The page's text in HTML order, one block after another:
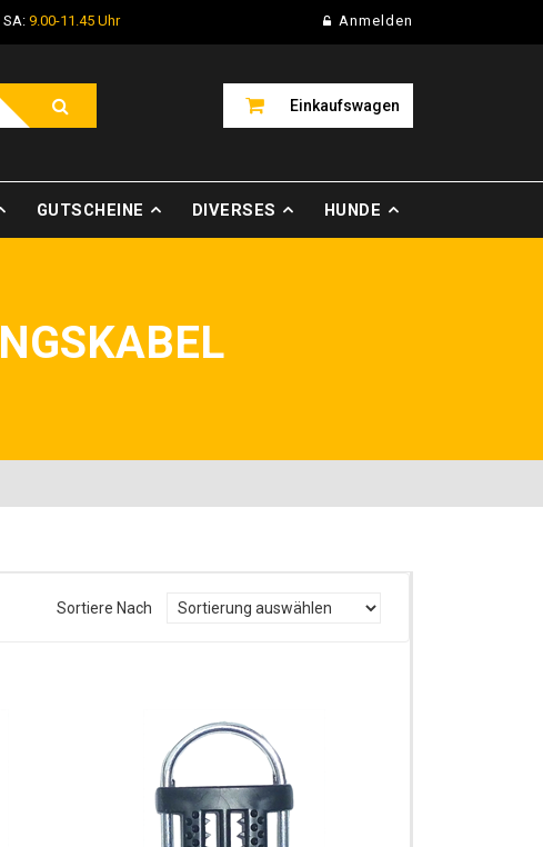
9.00-11.45 Uhr Anmelden
Einkaufswagen
GUTSCHEINE DIVERSES HUNDE
Sortiere Nach